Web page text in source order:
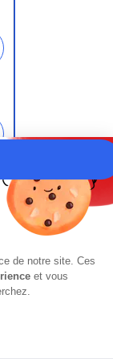
de notre site. Ces
et vous